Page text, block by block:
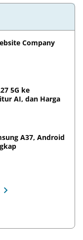
Company
5G ke
AI, dan Harga
A37, Android